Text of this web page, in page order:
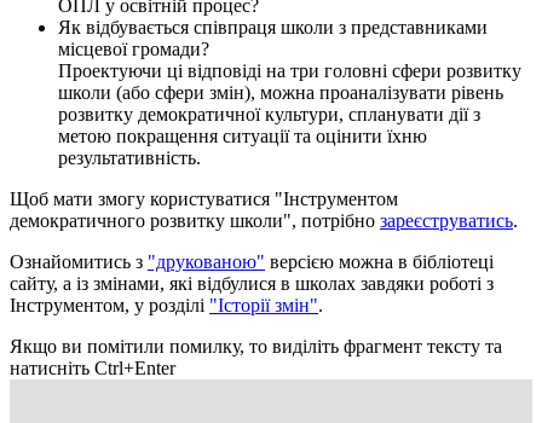
ОПЛ у освітній процес?
Як відбувається співпраця школи з представниками
місцевої громади?
Проектуючи ці відповіді на три головні сфери розвитку
школи (або сфери змін), можна проаналізувати рівень
розвитку демократичної культури, спланувати дії з
метою покращення ситуації та оцінити їхню
результативність.
Щоб мати змогу користуватися "Інструментом
демократичного розвитку школи", потрібно зареєструватись.
Ознайомитись з "друкованою" версією можна в бібліотеці
сайту, а із змінами, які відбулися в школах завдяки роботі з
Інструментом, у розділі "Історії змін".
Якщо ви помітили помилку, то виділіть фрагмент тексту та
натисніть Ctrl+Enter